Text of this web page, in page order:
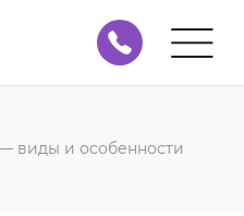
виды и особенности